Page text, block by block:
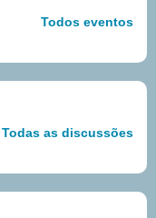
Todos eventos
Todas as discussões